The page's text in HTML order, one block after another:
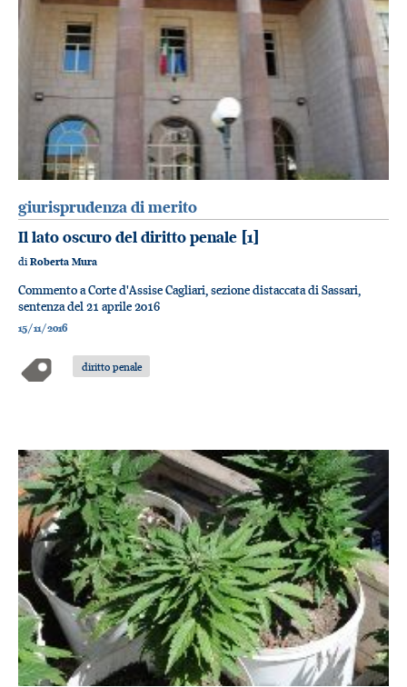
giurisprudenza di merito
Il lato oscuro del diritto penale [1]
diRoberta Mura
Commento a Corte d'Assise Cagliari, sezione distaccata di Sassari,
sentenza del 21 aprile 2016
15/11/2016
diritto penale